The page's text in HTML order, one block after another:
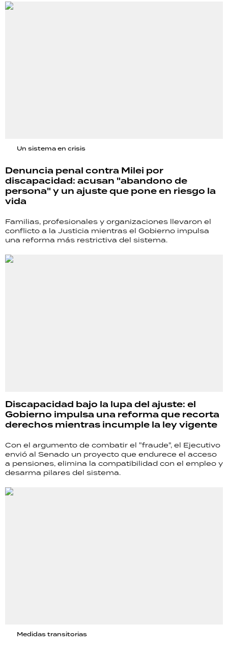
Un sistema en crisis
Denuncia penal contra Milei por
discapacidad: acusan "abandono de
persona" y un ajuste que pone en riesgo la
vida
Familias, profesionales y organizaciones llevaron el
conflicto a la Justicia mientras el Gobierno impulsa
una reforma más restrictiva del sistema.
Discapacidad bajo la lupa del ajuste: el
Gobierno impulsa una reforma que recorta
derechos mientras incumple la ley vigente
Con el argumento de combatir el "fraude", el Ejecutivo
envió al Senado un proyecto que endurece el acceso
a pensiones, elimina la compatibilidad con el empleo y
desarma pilares del sistema.
Medidas transitorias